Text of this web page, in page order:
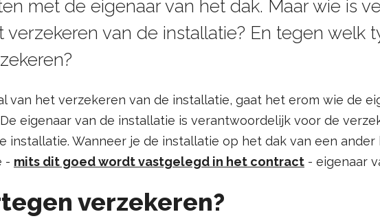
met de eigenaar van het dak. Maar wie is
verzekeren van de installatie? En tegen welk
van het verzekeren van de installatie, gaat het erom wie de
eigenaar van de installatie is verantwoordelijk voor de
installatie. Wanneer je de installatie op het dak van een
- mits dit goed wordt vastgelegd in het contract - eigenaar
verzekeren?